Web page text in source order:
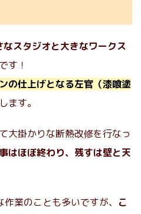
スタジオと大きなワークス
です！
の仕上げとなる左官（漆喰塗
します。
大掛かりな断熱改修を行なっ
はほぼ終わり、残すは壁と天
業のことも多いですが、 こ